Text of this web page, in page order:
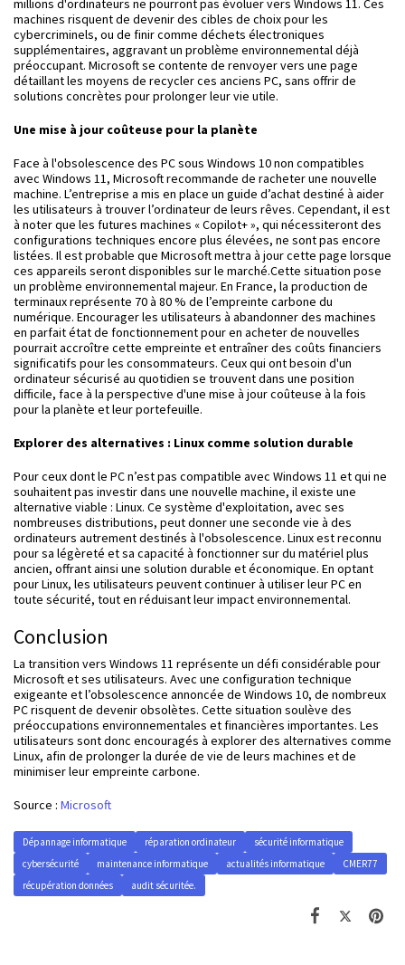
millions d'ordinateurs ne pourront pas évoluer vers Windows 11. Ces
machines risquent de devenir des cibles de choix pour les
cybercriminels, ou de finir comme déchets électroniques
supplémentaires, aggravant un problème environnemental déjà
préoccupant. Microsoft se contente de renvoyer vers une page
détaillant les moyens de recycler ces anciens PC, sans offrir de
solutions concrètes pour prolonger leur vie utile.
Une mise à jour coûteuse pour la planète
Face à l'obsolescence des PC sous Windows 10 non compatibles
avec Windows 11, Microsoft recommande de racheter une nouvelle
machine. L’entreprise a mis en place un guide d’achat destiné à aider
les utilisateurs à trouver l’ordinateur de leurs rêves. Cependant, il est
à noter que les futures machines « Copilot+ », qui nécessiteront des
configurations techniques encore plus élevées, ne sont pas encore
listées. Il est probable que Microsoft mettra à jour cette page lorsque
ces appareils seront disponibles sur le marché.Cette situation pose
un problème environnemental majeur. En France, la production de
terminaux représente 70 à 80 % de l’empreinte carbone du
numérique. Encourager les utilisateurs à abandonner des machines
en parfait état de fonctionnement pour en acheter de nouvelles
pourrait accroître cette empreinte et entraîner des coûts financiers
significatifs pour les consommateurs. Ceux qui ont besoin d'un
ordinateur sécurisé au quotidien se trouvent dans une position
difficile, face à la perspective d'une mise à jour coûteuse à la fois
pour la planète et leur portefeuille.
Explorer des alternatives : Linux comme solution durable
Pour ceux dont le PC n’est pas compatible avec Windows 11 et qui ne
souhaitent pas investir dans une nouvelle machine, il existe une
alternative viable : Linux. Ce système d'exploitation, avec ses
nombreuses distributions, peut donner une seconde vie à des
ordinateurs autrement destinés à l'obsolescence. Linux est reconnu
pour sa légèreté et sa capacité à fonctionner sur du matériel plus
ancien, offrant ainsi une solution durable et économique. En optant
pour Linux, les utilisateurs peuvent continuer à utiliser leur PC en
toute sécurité, tout en réduisant leur impact environnemental.
Conclusion
La transition vers Windows 11 représente un défi considérable pour
Microsoft et ses utilisateurs. Avec une configuration technique
exigeante et l’obsolescence annoncée de Windows 10, de nombreux
PC risquent de devenir obsolètes. Cette situation soulève des
préoccupations environnementales et financières importantes. Les
utilisateurs sont donc encouragés à explorer des alternatives comme
Linux, afin de prolonger la durée de vie de leurs machines et de
minimiser leur empreinte carbone.
Source : Microsoft
Dépannage informatique réparation ordinateur
sécurité informatique
cybersécurité
maintenance informatique actualités informatique
CMER77
récupération données
audit sécuritée.